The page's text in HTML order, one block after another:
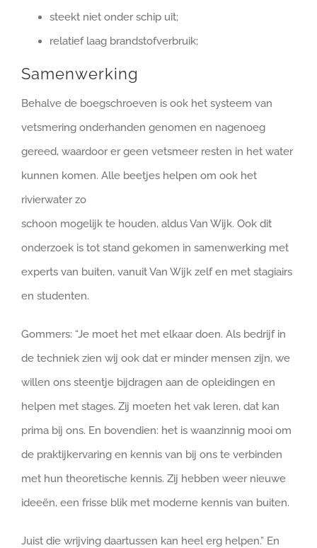
steekt niet onder schip uit;
relatief laag brandstofverbruik;
Samenwerking
Behalve de boegschroeven is ook het systeem van
vetsmering onderhanden genomen en nagenoeg
gereed, waardoor er geen vetsmeer resten in het water
kunnen komen. Alle beetjes helpen om ook het
rivierwater zo
schoon mogelijk te houden, aldus Van Wijk. Ook dit
onderzoek is tot stand gekomen in samenwerking met
experts van buiten, vanuit Van Wijk zelf en met stagiairs
en studenten.
Gommers: “Je moet het met elkaar doen. Als bedrijf in
de techniek zien wij ook dat er minder mensen zijn, we
willen ons steentje bijdragen aan de opleidingen en
helpen met stages. Zij moeten het vak leren, dat kan
prima bij ons. En bovendien: het is waanzinnig mooi om
de praktijkervaring en kennis van bij ons te verbinden
met hun theoretische kennis. Zij hebben weer nieuwe
ideeën, een frisse blik met moderne kennis van buiten.
Juist die wrijving daartussen kan heel erg helpen.” En